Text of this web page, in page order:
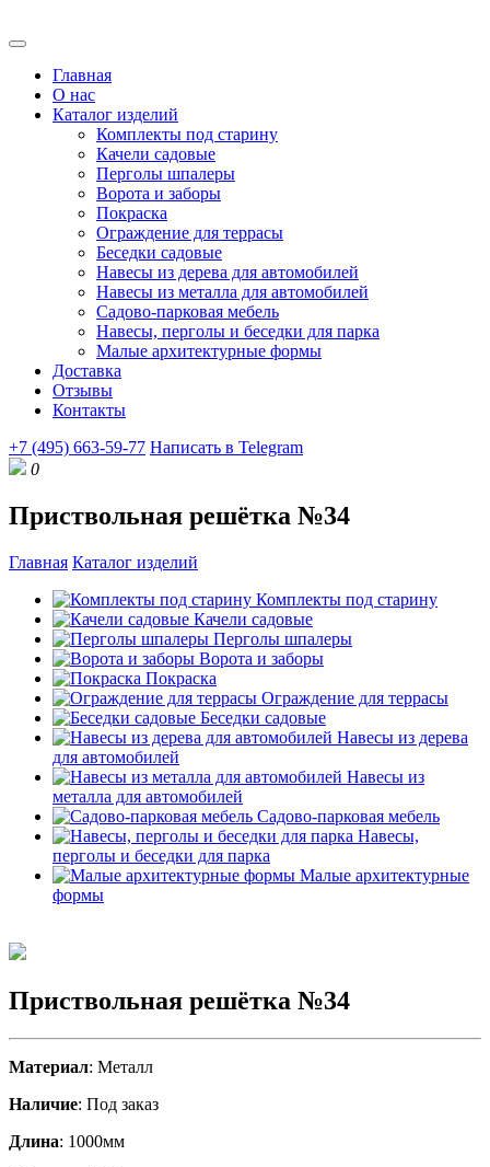
Главная
О нас
Каталог изделий
Комплекты под старину
Качели садовые
Перголы шпалеры
Ворота и заборы
Покраска
Ограждение для террасы
Беседки садовые
Навесы из дерева для автомобилей
Навесы из металла для автомобилей
Садово-парковая мебель
Навесы, перголы и беседки для парка
Малые архитектурные формы
Доставка
Отзывы
Контакты
+7 (495) 663-59-77 Написать в Telegram
0
Приствольная решётка №34
Главная Каталог изделий
Комплекты под старину
Качели садовые
Перголы шпалеры
Ворота и заборы
Покраска
Ограждение для террасы
Беседки садовые
Навесы из дерева
для автомобилей
Навесы из
металла для автомобилей
Садово-парковая мебель
Навесы,
перголы и беседки для парка
Малые архитектурные
формы
Приствольная решётка №34
Материал: Металл
Наличие: Под заказ
Длина: 1000мм